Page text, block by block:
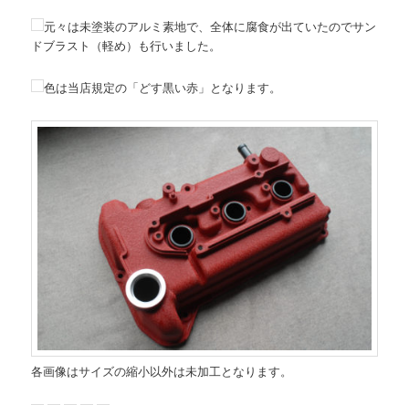
元々は未塗装のアルミ素地で、全体に腐食が出ていたのでサン
ドブラスト（軽め）も行いました。
色は当店規定の「どす黒い赤」となります。
各画像はサイズの縮小以外は未加工となります。